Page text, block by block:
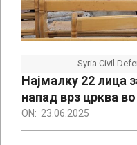
Syria Civil
Најмалку 22 лица
напад врз црква во
ON: 23.06.2025